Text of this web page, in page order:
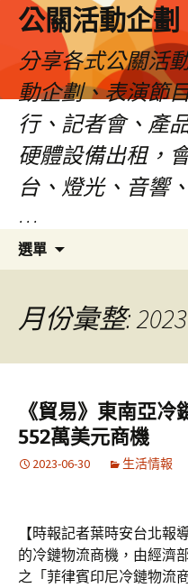
公關活動企劃
分享各式公關活
動企劃、表演節
行、記者會、產
硬體設備出租，
台、燈光、音響
…
選單
要
內
月份彙整:
《貿易》東南亞
552萬美元商機
2023-06-30 生活情報
【時報記者葉時安台北報
的冷鏈物流商機，由經濟
之「菲律賓印尼冷鏈物流